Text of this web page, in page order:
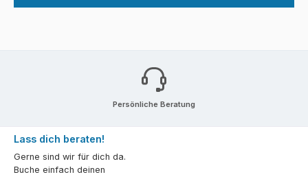
Persönliche Beratung
Lass dich beraten!
Gerne sind wir für dich da.
Buche einfach deinen